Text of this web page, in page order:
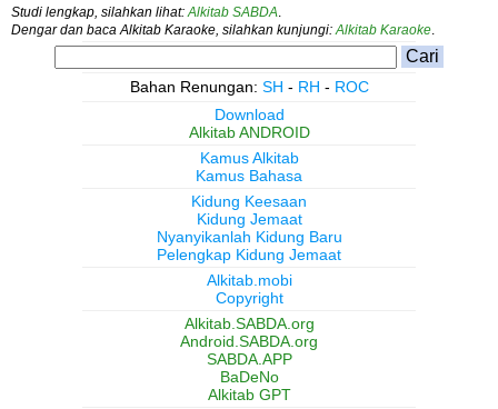
Studi lengkap, silahkan lihat: Alkitab SABDA
Dengar dan baca Alkitab Karaoke, silahkan kunjungi: Alkitab Karaoke
Bahan Renungan: SH - RH - ROC
Download
Alkitab ANDROID
Kamus Alkitab
Kamus Bahasa
Kidung Keesaan
Kidung Jemaat
Nyanyikanlah Kidung Baru
Pelengkap Kidung Jemaat
Alkitab.mobi
Copyright
Alkitab.SABDA.org
Android.SABDA.org
SABDA.APP
BaDeNo
Alkitab GPT